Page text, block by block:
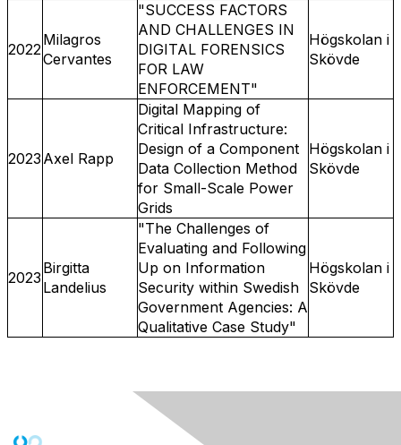
2022
Milagros
Cervantes
"SUCCESS FACTORS
AND CHALLENGES IN
DIGITAL FORENSICS
FOR LAW
ENFORCEMENT"
Högskolan i
Skövde
2023 Axel Rapp
Digital Mapping of
Critical Infrastructure:
Design of a Component
Data Collection Method
for Small-Scale Power
Grids
Högskolan i
Skövde
2023
Birgitta
Landelius
"The Challenges of
Evaluating and Following
Up on Information
Security within Swedish
Government Agencies: A
Qualitative Case Study"
Högskolan i
Skövde